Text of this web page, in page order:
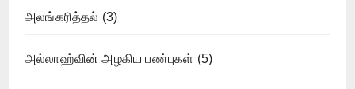
அலங்கரித்தல் (3)
அல்லாஹ்வின் அழகிய பண்புகள் (5)